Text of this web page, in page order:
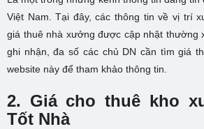
Việt Nam. Tại đây, các thông tin về vị trí
giá thuê nhà xưởng được cập nhật thường
ghi nhận, đa số các chủ DN cần tìm giá
website này để tham khảo thông tin.
2. Giá cho thuê kho
Tốt Nhà